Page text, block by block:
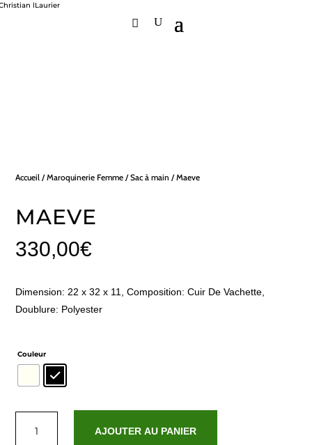
Accueil /Maroquinerie Femme /Sac à main / Maeve
MAEVE
330,00€
Dimension: 22 x 32 x 11, Composition: Cuir De Vachette,
Doublure: Polyester
Couleur
Maeve
AJOUTER AU PANIER